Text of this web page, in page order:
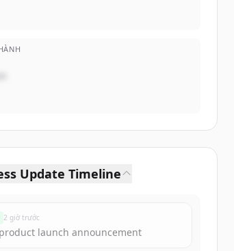
Update Timeline
2 giờ trước
launch announcement